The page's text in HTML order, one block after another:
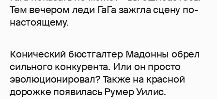
Тем вечером леди ГаГа зажгла сцену по-
настоящему.
Конический бюстгалтер Мадонны обрел
сильного конкурента. Или он просто
эволюционировал? Также на красной
дорожке появилась Румер Уилис.